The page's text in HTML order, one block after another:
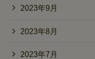
2023年9月
2023年8月
2023年7月